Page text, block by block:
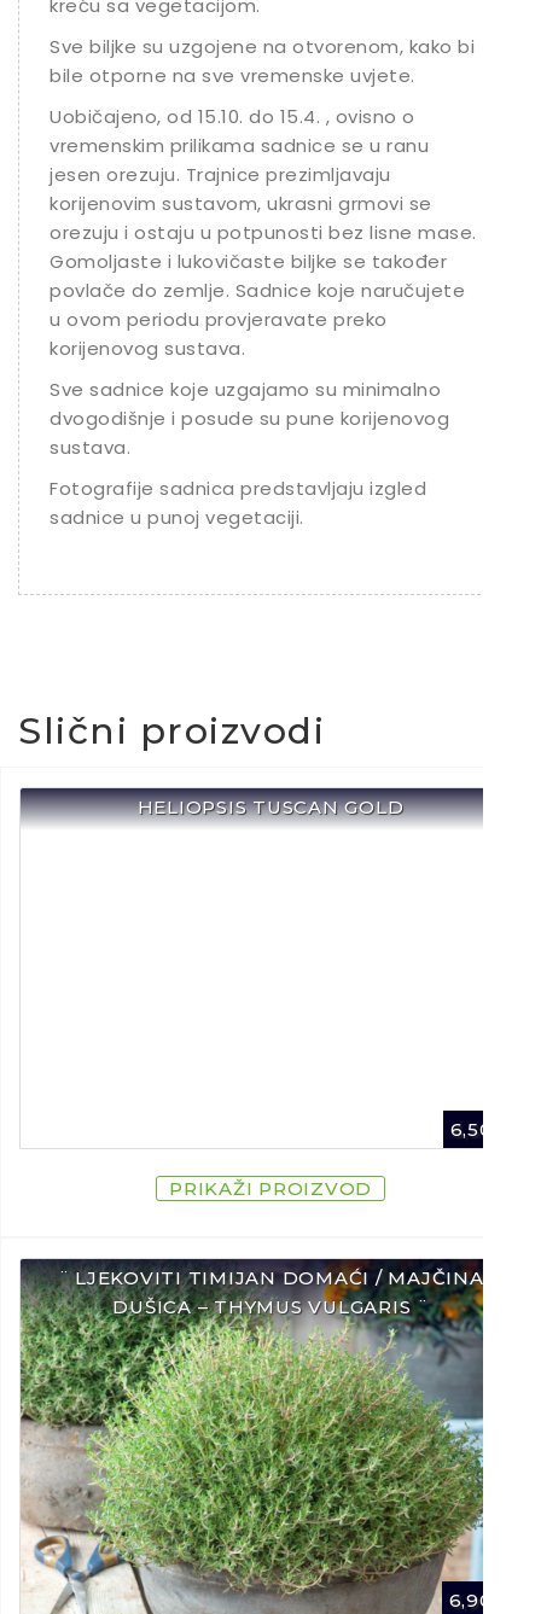
kreću sa vegetacijom.
Sve biljke su uzgojene na otvorenom, kako bi
bile otporne na sve vremenske uvjete.
Uobičajeno, od 15.10. do 15.4. , ovisno o
vremenskim prilikama sadnice se u ranu
jesen orezuju. Trajnice prezimljavaju
korijenovim sustavom, ukrasni grmovi se
orezuju i ostaju u potpunosti bez lisne mase.
Gomoljaste i lukovičaste biljke se također
povlače do zemlje. Sadnice koje naručujete
u ovom periodu provjeravate preko
korijenovog sustava.
Sve sadnice koje uzgajamo su minimalno
dvogodišnje i posude su pune korijenovog
sustava.
Fotografije sadnica predstavljaju izgled
sadnice u punoj vegetaciji.
Slični proizvodi
HELIOPSIS TUSCAN GOLD
6,50
PRIKAŽI PROIZVOD
¨ LJEKOVITI TIMIJAN DOMAĆI / MAJČINA
DUŠICA – THYMUS VULGARIS ¨
6,90